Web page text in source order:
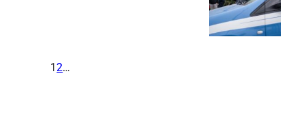
12…